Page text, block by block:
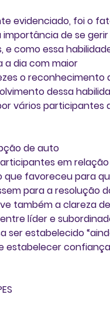
evidenciado, foi o
de se gerir
e como essa
a dia com maior
o reconhecimento
dessa
vários participantes
de auto
em
que favoreceu para
para a resolução
também a clareza
líder e
ser estabelecido
estabelecer